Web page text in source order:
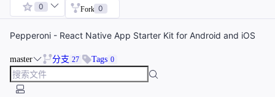
0 Fork 0
Pepperoni - React Native App Starter Kit for Android and iOS
master 分支 27 Tags 0